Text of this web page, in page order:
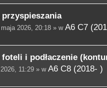
2026, 20:18 » w A6 C7
foteli i podłaczenie
11:29 » w A6 C8 (2018- )